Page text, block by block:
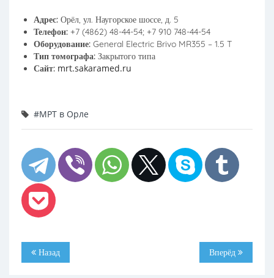
Адрес: Орёл, ул. Наугорское шоссе, д. 5
Телефон: +7 (4862) 48-44-54; +7 910 748-44-54
Оборудование: General Electric Brivo MR355 – 1.5 T
Тип томографа: Закрытого типа
Сайт: mrt.sakaramed.ru
#МРТ в Орле
Назад Вперёд